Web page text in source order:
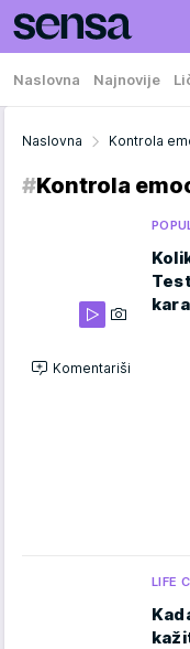
Naslovna Najnovije
Naslovna Kontrola
#Kontrola
Komentariši
LIFE